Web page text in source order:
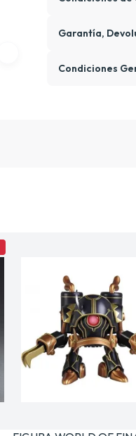
Garantía,
Condiciones